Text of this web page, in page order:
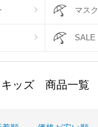
マスク
SALE
キッズ 商品一覧